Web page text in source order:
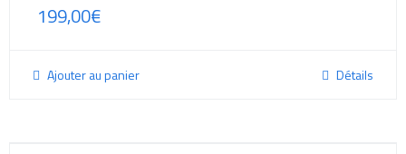
199,00€
Ajouter au panier Détails